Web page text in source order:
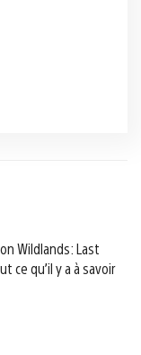
Wildlands: Last
ce qu’il y a à savoir